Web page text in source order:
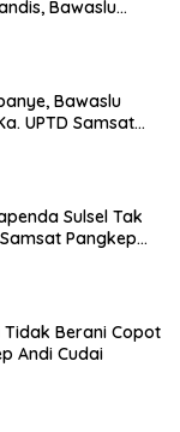
Bawaslu
Bawaslu
UPTD Samsat
Sulsel Tak
Pangkep
Berani Copot
Andi Cudai